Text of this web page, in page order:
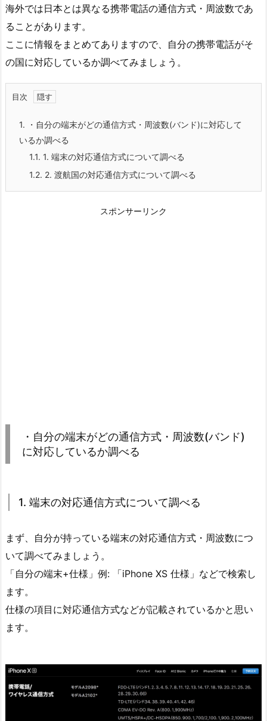
海外では日本とは異なる携帯電話の通信方式・周波数であ
ることがあります。
ここに情報をまとめてありますので、自分の携帯電話がそ
の国に対応しているか調べてみましょう。
目次
1. ・自分の端末がどの通信方式・周波数(バンド)に対応して
いるか調べる
1.1. 1. 端末の対応通信方式について調べる
1.2. 2. 渡航国の対応通信方式について調べる
スポンサーリンク
・自分の端末がどの通信方式・周波数(バンド)
に対応しているか調べる
1. 端末の対応通信方式について調べる
まず、自分が持っている端末の対応通信方式・周波数につ
いて調べてみましょう。
「自分の端末+仕様」例: 「iPhone XS 仕様」などで検索し
ます。
仕様の項目に対応通信方式などが記載されているかと思い
ます。